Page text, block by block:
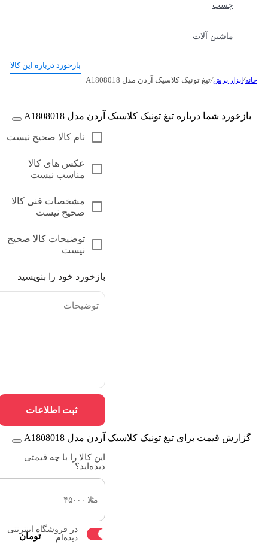
چسب
ماشین آلات
بازخورد درباره این کالا
خانه/ابزار برش/تیغ تونیک کلاسیک آردن مدل A1808018
بازخورد شما درباره تیغ تونیک کلاسیک آردن مدل A1808018
نام کالا صحیح نیست
عکس های کالا
مناسب نیست
مشخصات فنی کالا
صحیح نیست
توضیحات کالا صحیح
نیست
بازخورد خود را بنویسید
ثبت اطلاعات
گزارش قیمت برای تیغ تونیک کلاسیک آردن مدل A1808018
این کالا را با چه قیمتی
دیده‌اید؟
تومان
در فروشگاه اینترنتی
دیده‌ام